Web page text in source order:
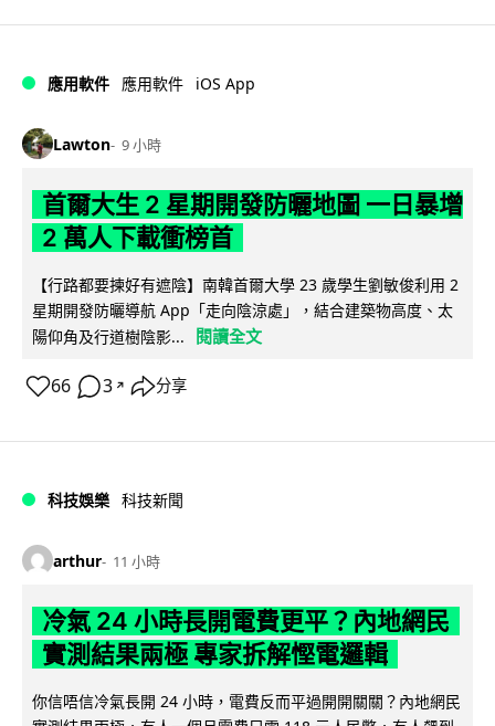
應用軟件 應用軟件 iOS App
Lawton 9 小時
首爾大生 2 星期開發防曬地圖 一日暴增
2 萬人下載衝榜首
【行路都要揀好有遮陰】南韓首爾大學 23 歲學生劉敏俊利用 2
星期開發防曬導航 App「走向陰涼處」，結合建築物高度、太
陽仰角及行道樹陰影...
閱讀全文
66 3 ↗ 分享
科技娛樂 科技新聞
arthur 11 小時
冷氣 24 小時長開電費更平？內地網民
實測結果兩極 專家拆解慳電邏輯
你信唔信冷氣長開 24 小時，電費反而平過開開關關？內地網民